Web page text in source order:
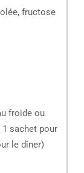
fructose
froide ou
1 sachet pour
le dîner)